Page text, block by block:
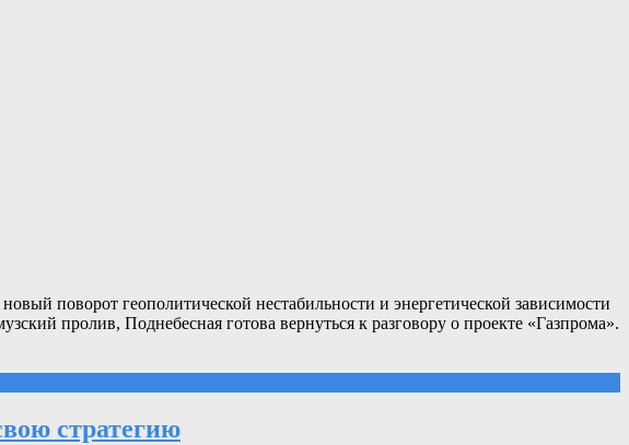
поворот геополитической нестабильности и энергетической зависимости
пролив, Поднебесная готова вернуться к разговору о проекте «Газпрома».
стратегию